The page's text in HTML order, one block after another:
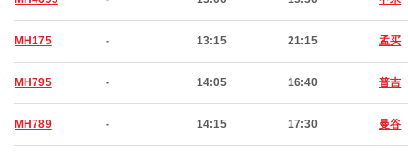
MH175 - 13:15 21:15 孟买
MH795 - 14:05 16:40 普吉
MH789 - 14:15 17:30 曼谷